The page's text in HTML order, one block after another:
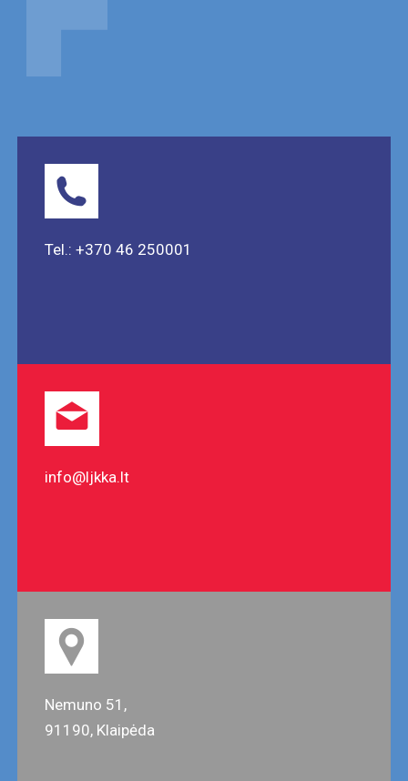
Tel.: +370 46 250001
info@ljkka.lt
Nemuno 51,
91190, Klaipėda